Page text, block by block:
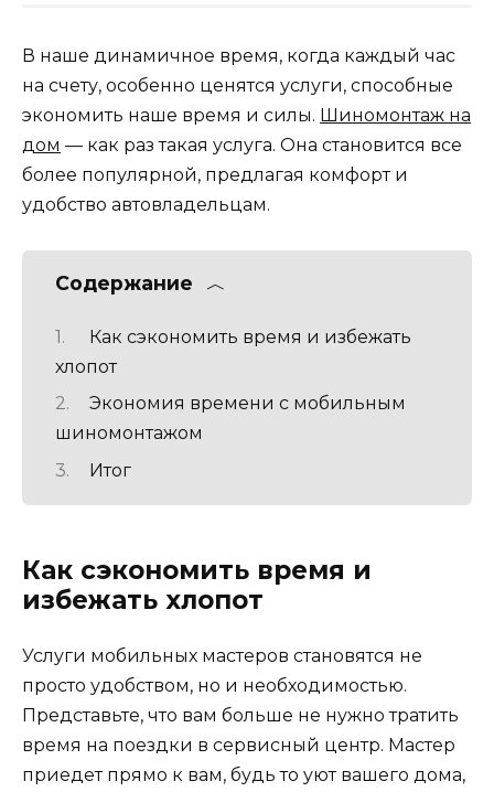
В наше динамичное время, когда каждый час
на счету, особенно ценятся услуги, способные
экономить наше время и силы. Шиномонтаж на
дом — как раз такая услуга. Она становится все
более популярной, предлагая комфорт и
удобство автовладельцам.
Содержание
Как сэкономить время и избежать
хлопот
Экономия времени с мобильным
шиномонтажом
Итог
Как сэкономить время и
избежать хлопот
Услуги мобильных мастеров становятся не
просто удобством, но и необходимостью.
Представьте, что вам больше не нужно тратить
время на поездки в сервисный центр. Мастер
приедет прямо к вам, будь то уют вашего дома,